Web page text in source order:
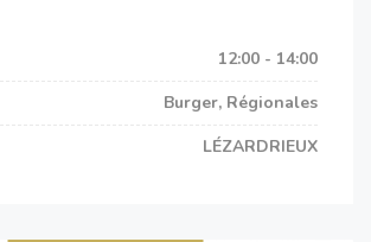
12:00 - 14:00
Burger, Régionales
LÉZARDRIEUX